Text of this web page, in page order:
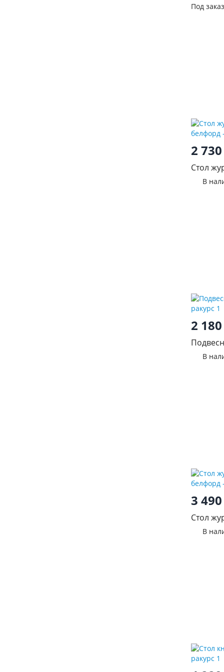
Под заказ
2 730
Стол
В
2 180
венге
В
3 490
Стол
В